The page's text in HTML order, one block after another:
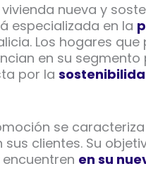
nueva y
especializada en la
Los hogares
en su segmento
por la
se
clientes. Su
en su